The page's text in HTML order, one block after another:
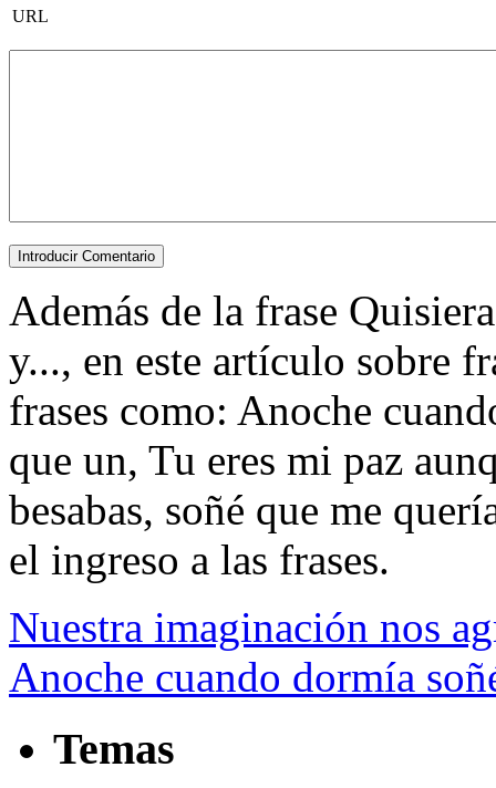
URL
Además de la frase
y..., en este artículo sobre
frases como: Anoche
que un, Tu eres mi paz
besabas, soñé que me
el ingreso a las frases.
Nuestra imaginación nos
Anoche cuando dormía
Temas